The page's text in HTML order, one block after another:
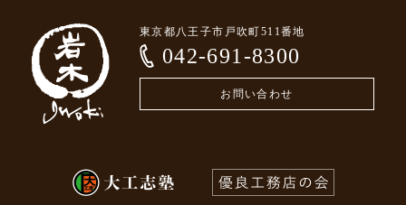
東京都八王子市戸吹町511番地
042-691-8300
お問い合わせ